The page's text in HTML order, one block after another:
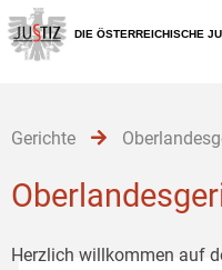
Zur
Hauptnavigation
[1]
Zum
Inhalt
[2]
Zum
Untermenü
[3]
DIE ÖSTERREICHISCHE
Gerichte
Herzlich willkommen auf